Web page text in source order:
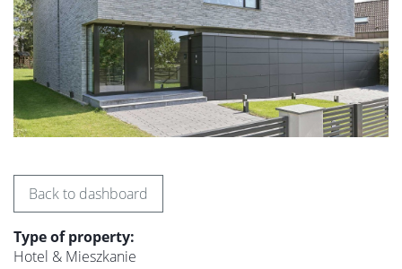
Back to dashboard
Type of property:
Hotel & Mieszkanie